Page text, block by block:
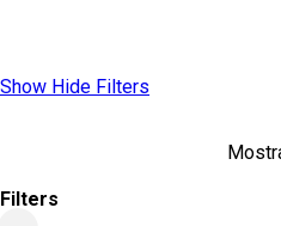
Show Hide Filters
Filters